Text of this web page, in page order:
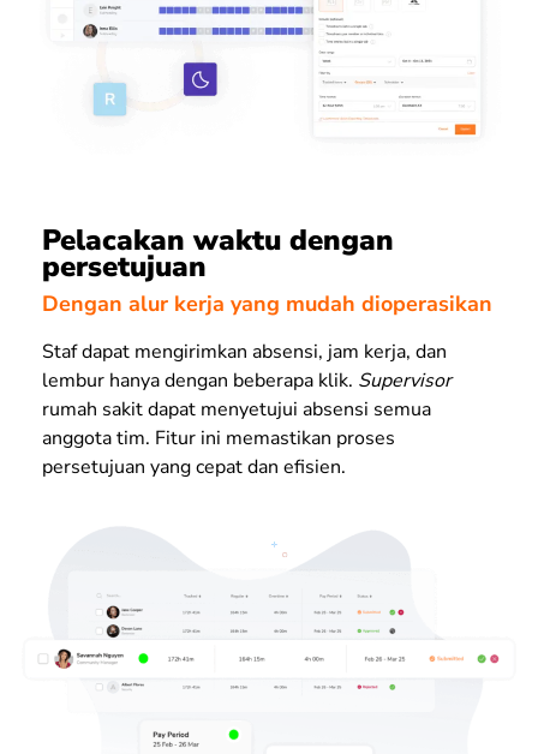
Pelacakan waktu dengan
persetujuan
Dengan alur kerja yang mudah dioperasikan
Staf dapat mengirimkan absensi, jam kerja, dan
lembur hanya dengan beberapa klik. Supervisor
rumah sakit dapat menyetujui absensi semua
anggota tim. Fitur ini memastikan proses
persetujuan yang cepat dan efisien.